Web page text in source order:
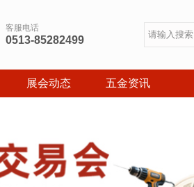
客服电话
0513-85282499
展会动态 五金资讯